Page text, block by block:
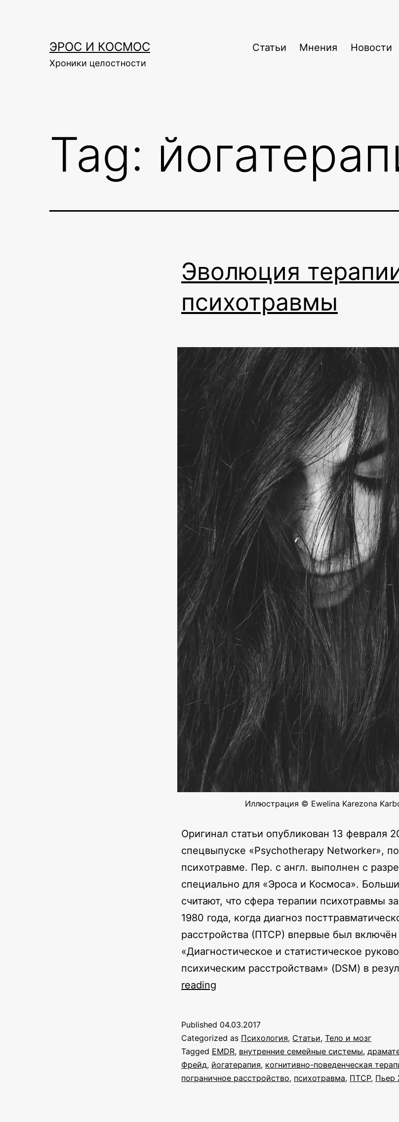
ЭРОС И КОСМОС
Хроники целостности
Статьи Мнения Новости
Tag:
Эволюция
психотравмы
Иллюстрация © Ewelina Karezona
Оригинал статьи опубликован 13 февраля
спецвыпуске «Psychotherapy Networker»,
психотравме. Пер. с англ. выполнен с
специально для «Эроса и Космоса».
считают, что сфера терапии психотравмы
1980 года, когда диагноз
расстройства (ПТСР) впервые был включён
«Диагностическое и статистическое
психическим расстройствам» (DSM) в
reading
Published 04.03.2017
Categorized as Психология, Статьи, Тело и мозг
Tagged EMDR, внутренние семейные системы,
Фрейд, йогатерапия, когнитивно-поведенческая
пограничное расстройство, психотравма, ПТСР, Пьер